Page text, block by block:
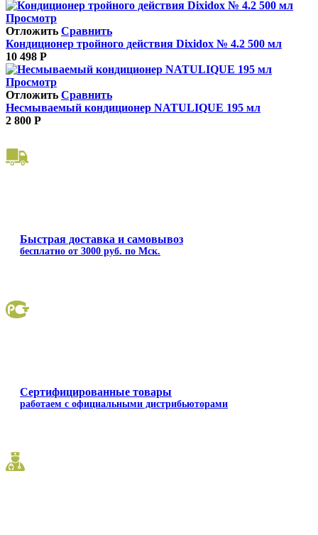
Просмотр
Отложить Сравнить
Кондиционер тройного действия Dixidox № 4.2 500 мл
10 498 Р
Просмотр
Отложить Сравнить
Несмываемый кондиционер NATULIQUE 195 мл
2 800 Р
Быстрая доставка и самовывоз
бесплатно от 3000 руб. по Мск.
Сертифицированные товары
работаем с официальными дистрибьюторами